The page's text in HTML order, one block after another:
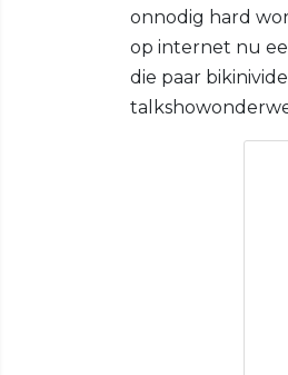
onnodig hard
op internet nu
die paar